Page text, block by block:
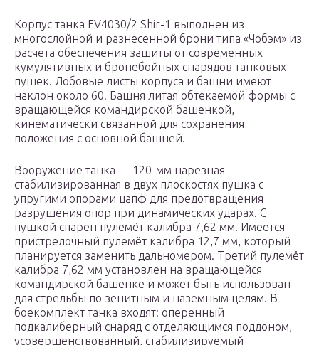
Корпус танка FV4030/2 Shir-1 выполнен из
многослойной и разнесенной брони типа «Чобэм» из
расчета обеспечения зашиты от современных
кумулятивных и бронебойных снарядов танковых
пушек. Лобовые листы корпуса и башни имеют
наклон около 60. Башня литая обтекаемой формы с
вращающейся командирской башенкой,
кинематически связанной для сохранения
положения с основной башней.
Вооружение танка — 120-мм нарезная
стабилизированная в двух плоскостях пушка с
упругими опорами цапф для предотвращения
разрушения опор при динамических ударах. С
пушкой спарен пулемёт калибра 7,62 мм. Имеется
пристрелочный пулемёт калибра 12,7 мм, который
планируется заменить дальномером. Третий пулемёт
калибра 7,62 мм установлен на вращающейся
командирской башенке и может быть использован
для стрельбы по зенитным и наземным целям. В
боекомплект танка входят: оперенный
подкалиберный снаряд с отделяющимся поддоном,
усовершенствованный, стабилизируемый